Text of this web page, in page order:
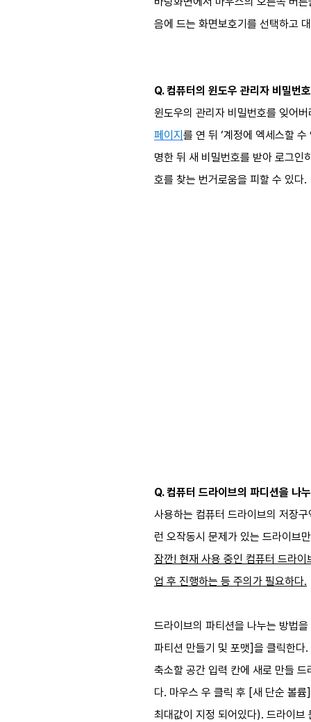
음에 드는 화면보호기를 선택하고
Q. 컴퓨터의 윈도우 관리자 비밀번
윈도우의 관리자 비밀번호를 잊어
페이지를 연 뒤 ‘계정에 엑세스할
명한 뒤 새 비밀번호를 받아 로그인
호를 찾는 번거로움을 피할 수 있다.
Q. 컴퓨터 드라이브의 파디션을 나
사용하는 컴퓨터 드라이브의 저장
런 오작동시 문제가 있는 드라이브
잠깐! 현재 사용 중인 컴퓨터 드라
업 후 진행하는 등 주의가 필요하다.​​
드라이브의 파티션을 나누는 방법
파티션 만들기 및 포맷]을 클릭한
축소할 공간 입력 칸에 새로 만들
다. 마우스 우 클릭 후 [새 단순 볼
최대값이 지정 되어있다). 드라이